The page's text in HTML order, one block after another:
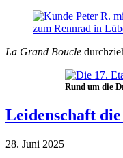
La Grand Boucle
Rund um die
Leidenschaft
28. Juni 2025